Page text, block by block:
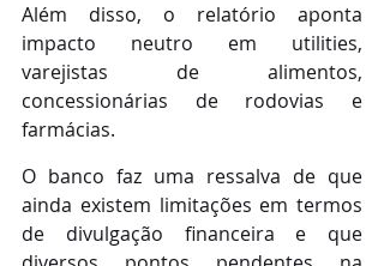
Além disso, o relatório aponta
impacto neutro em utilities,
varejistas de alimentos,
concessionárias de rodovias e
farmácias.
O banco faz uma ressalva de que
ainda existem limitações em termos
de divulgação financeira e que